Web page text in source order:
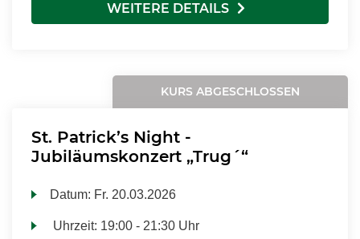
WEITERE DETAILS
KURS ABGESCHLOSSEN
St. Patrick’s Night -
Jubiläumskonzert „Trug´“
Datum: Fr. 20.03.2026
Uhrzeit: 19:00 - 21:30 Uhr